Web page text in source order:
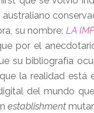
su nombre:LA
por el
su bibliografía
la realidad
del mundo
establishment